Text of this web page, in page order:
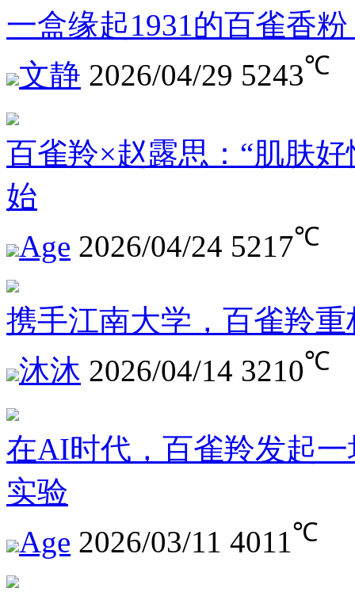
一盒缘起1931的百雀香
文静 2026/04/29 5243℃
百雀羚×赵露思：“肌肤
始
Age 2026/04/24 5217℃
携手江南大学，百雀羚
沐沐 2026/04/14 3210℃
在AI时代，百雀羚发起
实验
Age 2026/03/11 4011℃